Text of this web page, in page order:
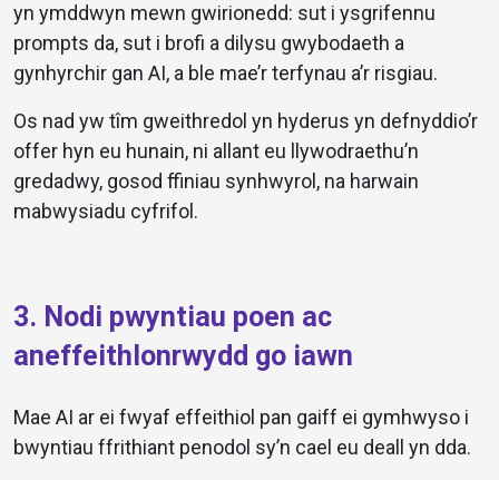
yn ymddwyn mewn gwirionedd: sut i ysgrifennu
prompts da, sut i brofi a dilysu gwybodaeth a
gynhyrchir gan AI, a ble mae’r terfynau a’r risgiau.
Os nad yw tîm gweithredol yn hyderus yn defnyddio’r
offer hyn eu hunain, ni allant eu llywodraethu’n
gredadwy, gosod ffiniau synhwyrol, na harwain
mabwysiadu cyfrifol.
3. Nodi pwyntiau poen ac
aneffeithlonrwydd go iawn
Mae AI ar ei fwyaf effeithiol pan gaiff ei gymhwyso i
bwyntiau ffrithiant penodol sy’n cael eu deall yn dda.